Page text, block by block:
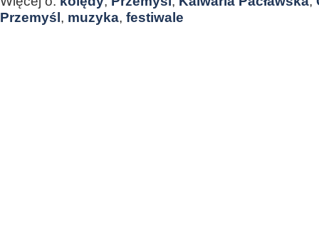
Przemyśl , muzyka, festiwale